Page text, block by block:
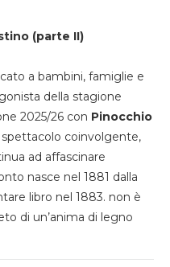
(parte II)
a bambini, famiglie e
della stagione
2025/26 con Pinocchio
coinvolgente,
ad affascinare
nasce nel 1881 dalla
libro nel 1883. non è
di un’anima di legno